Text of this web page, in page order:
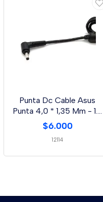
Punta Dc Cable Asus
Punta 4,0 * 1,35 Mm - 1.5
Metros
$6.000
12114